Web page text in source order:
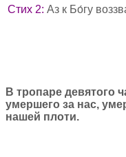
Стих 2: Аз к Бо́гу
В тропаре девятого
умершего за нас,
нашей плоти.